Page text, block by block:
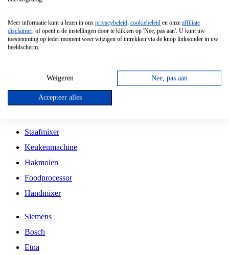
Vrijstaande Magnetron
Vrijstaande Kookplaat
Inbouw Gaskookplaat
Inbouw Keramische Kookplaat
Kookplaat Accessoires
Staafmixer
Keukenmachine
Hakmolen
Foodprocessor
Handmixer
Siemens
Bosch
Etna
Meer informatie kunt u lezen in ons privacybeleid, cookiebeleid en onze affiliate
disclaimer, of opent u de instellingen door te klikken op 'Nee, pas aan'. U kunt uw
toestemming op ieder moment weer wijzigen of intrekken via de knop linksonder in uw
beeldscherm.
Weigeren Nee, pas aan
Accepteer alles